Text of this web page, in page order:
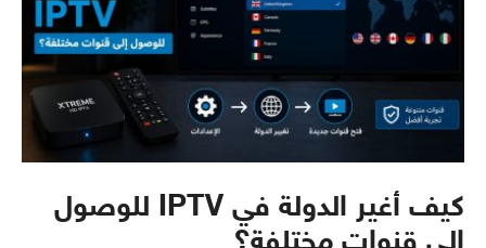
كيف أغير الدولة في IPTV للوصول